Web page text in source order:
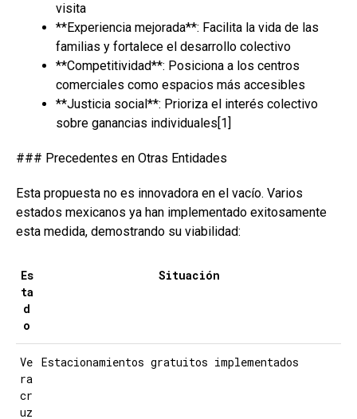
visita
**Experiencia mejorada**: Facilita la vida de las
familias y fortalece el desarrollo colectivo
**Competitividad**: Posiciona a los centros
comerciales como espacios más accesibles
**Justicia social**: Prioriza el interés colectivo
sobre ganancias individuales[1]
### Precedentes en Otras Entidades
Esta propuesta no es innovadora en el vacío. Varios
estados mexicanos ya han implementado exitosamente
esta medida, demostrando su viabilidad:
Es
ta
d
o
Situación
Ve
ra
cr
uz
Estacionamientos gratuitos implementados